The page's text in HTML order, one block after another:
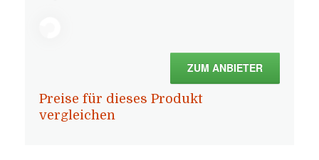
ZUM ANBIETER
Preise für dieses Produkt
vergleichen